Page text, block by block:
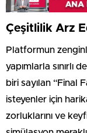
Çeşitlilik Arz
Platformun
yapımlarla sınırlı
biri sayılan “Final
isteyenler için
zorluklarını ve